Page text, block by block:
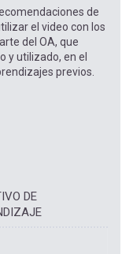
de
el video con los
del OA, que
y utilizado, en el
previos.
DE